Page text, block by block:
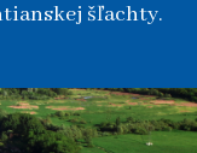
šľachty.